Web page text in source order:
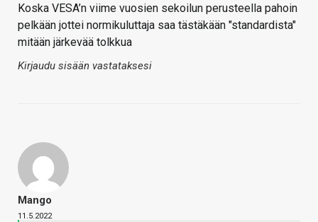
Koska VESA’n viime vuosien sekoilun perusteella pahoin
pelkään jottei normikuluttaja saa tästäkään "standardista"
mitään järkevää tolkkua
Kirjaudu sisään vastataksesi
Mango
11.5.2022